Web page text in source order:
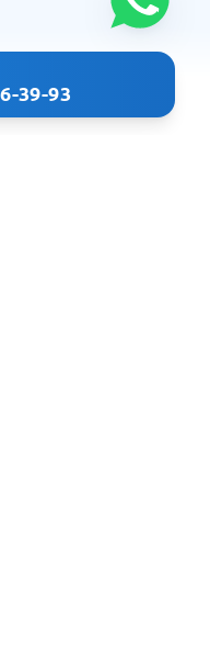
39-93